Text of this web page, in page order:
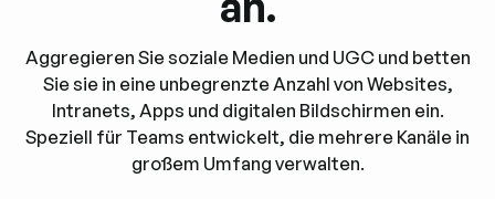
Aggregieren Sie soziale Medien und UGC und betten
Sie sie in eine unbegrenzte Anzahl von Websites,
Intranets, Apps und digitalen Bildschirmen ein.
Speziell für Teams entwickelt, die mehrere Kanäle in
großem Umfang verwalten.